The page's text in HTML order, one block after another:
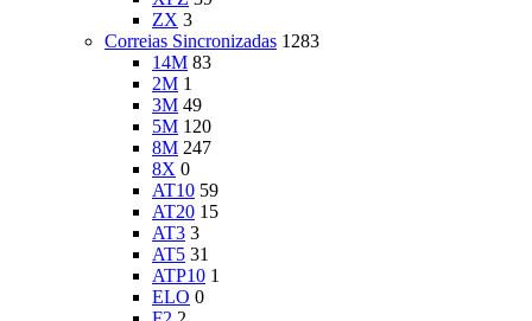
ZX 3
Correias Sincronizadas 1283
14M 83
2M 1
3M 49
5M 120
8M 247
8X 0
AT10 59
AT20 15
AT3 3
AT5 31
ATP10 1
ELO 0